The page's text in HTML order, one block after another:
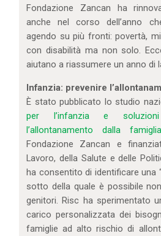
Fondazione Zancan ha
anche nel corso dell’anno
agendo su più fronti: povertà,
con disabilità ma non solo.
aiutano a riassumere un anno di
Infanzia: prevenire
È stato pubblicato lo studio
per l’infanzia e
l’allontanamento dalla famiglia
Fondazione Zancan e
Lavoro, della Salute e delle
ha consentito di identificare una
sotto della quale è possibile
genitori. Risc ha sperimentato
carico personalizzata dei
famiglie ad alto rischio di